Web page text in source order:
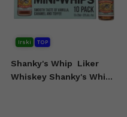
Irski TOP
Shanky's Whip
Liker
Whiskey Shanky's Whip